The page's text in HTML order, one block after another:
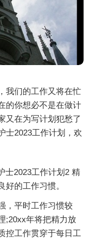
我们的工作又将在忙
的你想必不是在做计
又在为写计划犯愁了
士2023工作计划，欢
的工作习惯。
，平时工作习惯较
;20xx年将把精力放
控工作贯穿于每日工
士2023工作计划2 精